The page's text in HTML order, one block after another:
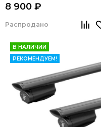
черные, 1,2м)
8 900 ₽
Распродано
В НАЛИЧИИ
РЕКОМЕНДУЕМ!